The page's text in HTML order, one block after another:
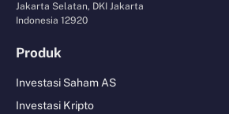
Jakarta Selatan, DKI Jakarta
Indonesia 12920
Produk
Investasi Saham AS
Investasi Kripto